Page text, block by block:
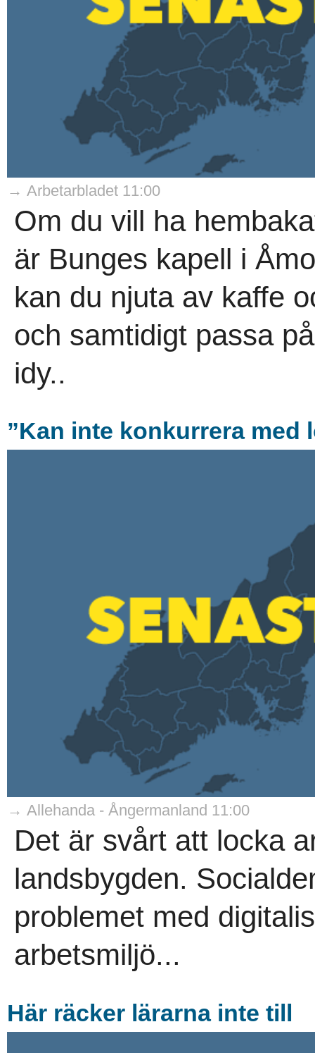
→ Arbetarbladet 11:00
Om du vill ha
är Bunges kapell i
kan du njuta av kaffe
och samtidigt passa
idy..
”Kan inte konkurrera med
→ Allehanda - Ångermanland 11:00
Det är svårt att locka
landsbygden.
problemet med
arbetsmiljö...
Här räcker lärarna inte till